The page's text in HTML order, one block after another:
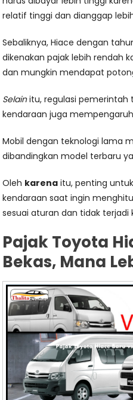
relatif tinggi dan dianggap
Sebaliknya, Hiace dengan
dikenakan pajak lebih rendah
dan mungkin mendapat
Selainitu, regulasi pemerintah
kendaraan juga
Mobil dengan teknologi lama
dibandingkan model terbaru
Oleh karena itu, penting
kendaraan saat ingin
sesuai aturan dan tidak terjadi
Pajak Toyota
Bekas, Mana